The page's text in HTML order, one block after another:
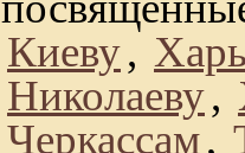
Киеву,
Николаеву,
Черкассам,